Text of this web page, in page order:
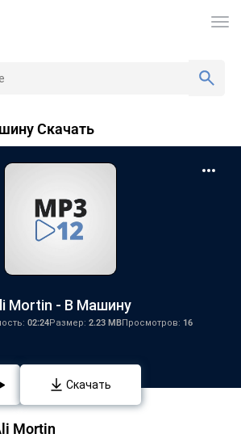
Скачать
Mortin - В Машину
02:24Размер: 2.23 MBПросмотров: 16
Скачать
Mortin